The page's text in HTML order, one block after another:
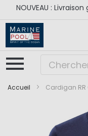
NOUVEAU :
Accueil Cardigan